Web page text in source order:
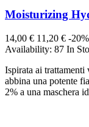
Moisturizing
14,00 € 11,20 € -20%
Availability: 87 In
Ispirata ai trattamenti
abbina una potente
2% a una maschera